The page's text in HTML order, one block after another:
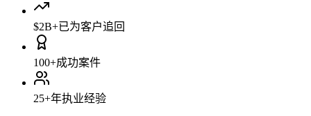
$2B+已为客户追回
100+成功案件
25+年执业经验